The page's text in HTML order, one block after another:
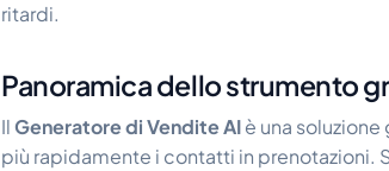
ritardi.
Panoramica dello strumento
IlGeneratore di Vendite AIè una
più rapidamente i contatti in prenotazioni.